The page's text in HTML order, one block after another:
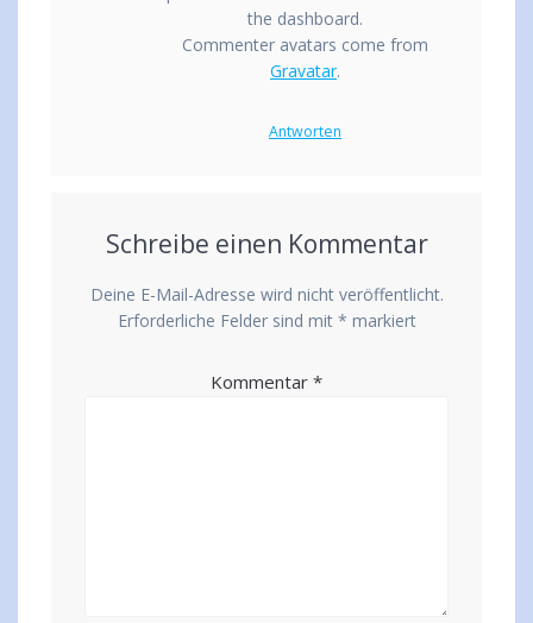
the dashboard.
Commenter avatars come from
Gravatar.
Antworten
Schreibe einen Kommentar
Deine E-Mail-Adresse wird nicht veröffentlicht.
Erforderliche Felder sind mit * markiert
Kommentar *